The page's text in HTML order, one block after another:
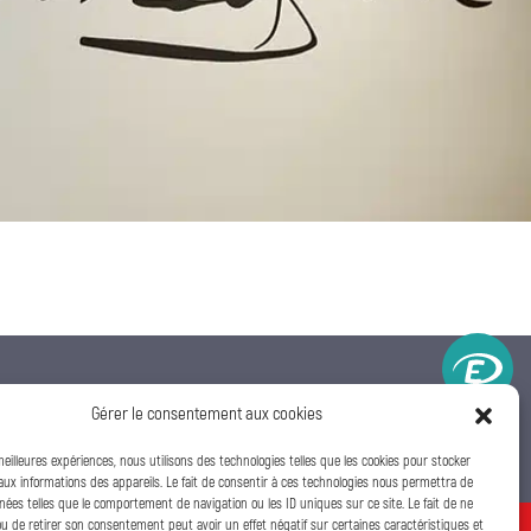
Gérer le consentement aux cookies
expériences, nous utilisons des technologies telles que les cookies pour stocker
informations des appareils. Le fait de consentir à ces technologies nous permettra de
telles que le comportement de navigation ou les ID uniques sur ce site. Le fait de ne
de retirer son consentement peut avoir un effet négatif sur certaines caractéristiques et
accueil@svpbordeaux.fr